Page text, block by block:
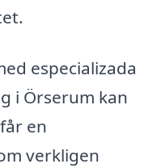
especializada
i Örserum kan
en
verkligen